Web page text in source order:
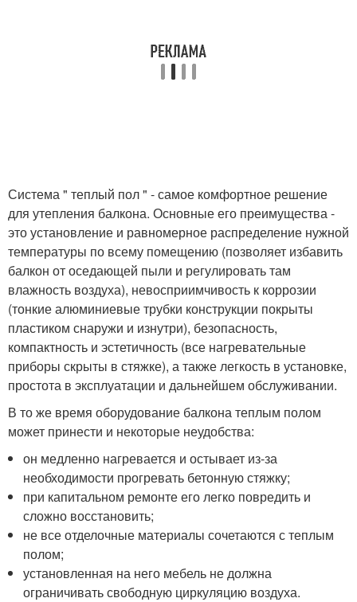
Система " теплый пол " - самое комфортное решение
для утепления балкона. Основные его преимущества -
это установление и равномерное распределение нужной
температуры по всему помещению (позволяет избавить
балкон от оседающей пыли и регулировать там
влажность воздуха), невосприимчивость к коррозии
(тонкие алюминиевые трубки конструкции покрыты
пластиком снаружи и изнутри), безопасность,
компактность и эстетичность (все нагревательные
приборы скрыты в стяжке), а также легкость в установке,
простота в эксплуатации и дальнейшем обслуживании.
В то же время оборудование балкона теплым полом
может принести и некоторые неудобства:
он медленно нагревается и остывает из-за
необходимости прогревать бетонную стяжку;
при капитальном ремонте его легко повредить и
сложно восстановить;
не все отделочные материалы сочетаются с теплым
полом;
установленная на него мебель не должна
ограничивать свободную циркуляцию воздуха.